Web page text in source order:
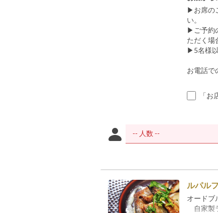
▶お席の
い。
▶ご予約
ただく場
▶︎5名様
お電話で
「
ルパル
オード
自家製